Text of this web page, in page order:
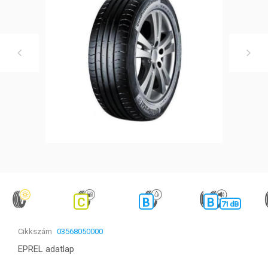
C B B 71 dB
Cikkszám 03568050000
EPREL adatlap